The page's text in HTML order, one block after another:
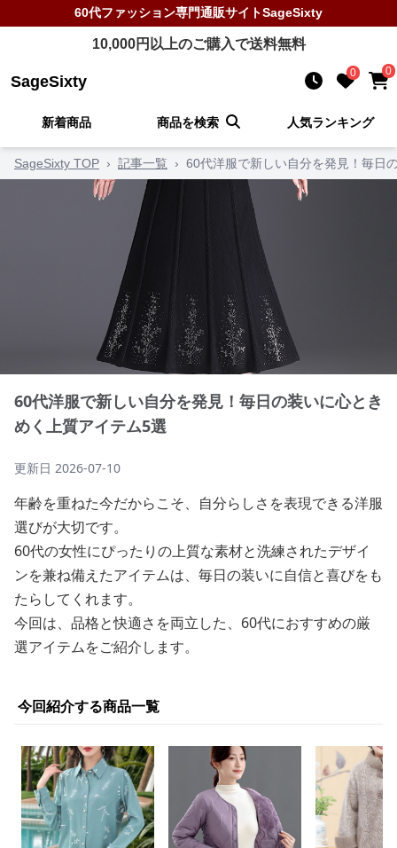
60代ファッション専門通販サイトSageSixty
10,000円以上のご購入で送料無料
SageSixty 0 0
新着商品 商品を検索 人気ランキング
SageSixty TOP › 記事一覧 › 60代洋服で新しい自分を発見！毎日
60代洋服で新しい自分を発見！毎日の装いに心とき
めく上質アイテム5選
更新日 2026-07-10
年齢を重ねた今だからこそ、自分らしさを表現できる洋服
選びが大切です。
60代の女性にぴったりの上質な素材と洗練されたデザイ
ンを兼ね備えたアイテムは、毎日の装いに自信と喜びをも
たらしてくれます。
今回は、品格と快適さを両立した、60代におすすめの厳
選アイテムをご紹介します。
今回紹介する商品一覧